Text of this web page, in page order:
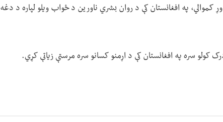
کموالي، په افغانستان کې د روان بشري ناورین د ځواب ویلو لپاره د دغه
کولو سره په افغانستان کې د اړمنو کسانو سره مرستې زیاتې کړي.